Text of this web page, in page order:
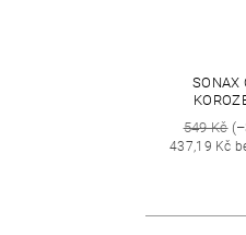
SONAX
549 Kč
437,19 Kč